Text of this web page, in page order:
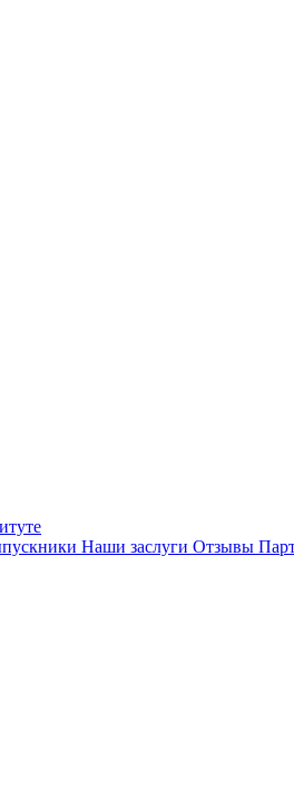
Наши заслуги Отзывы